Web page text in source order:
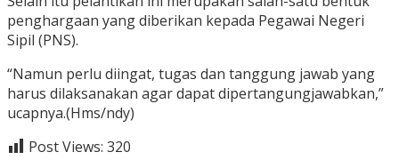
penghargaan yang diberikan kepada Pegawai Negeri
Sipil (PNS).
“Namun perlu diingat, tugas dan tanggung jawab yang
harus dilaksanakan agar dapat dipertangungjawabkan,”
ucapnya.(Hms/ndy)
Post Views: 320